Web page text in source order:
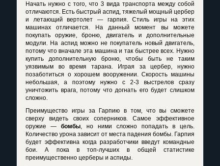
Начать нужно с того, что 3 вида транспорта между собой
отличаются. Есть быстрый аспид, тяжелый мощный цербер
и летающий вертолет — гарпия. Стиль игры на этих
машинах отличается. На данный момент вы можете
покупать оружие, броню, двигатель и дополнительные
модули. На аспид можно не покупатель новый двигатель,
потому что вначале эта машина и так быстрее всех. Нужно
купить дополнительную броню, чтобы быть не таким
уязвимым во время тарана. Играя за цербер, нужно
позаботиться о хорошем вооружении. Скорость машины
небольшая, а поэтому нужно с 2-3 выстрелов сразу
уничтожить врага, потому что догнать его будет слишком
сложно.
Преимущество игры за Гарпию в том, что вы сможете
сверху видеть своих соперников. Самое эффективное
оружие — бомбы , но ними сложно попадать в цель.
Количество урона зависит от места падения бомбы. Гарпия
будет эффективна когда разработчики введут командные
бои. А пока в топ-лучших в общей статистике
преимущественно церберы и аспиды.